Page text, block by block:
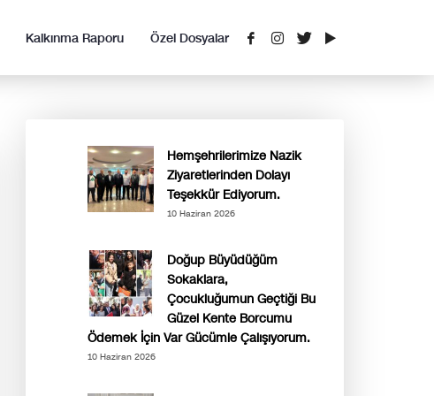
Kalkınma Raporu Özel Dosyalar
Hemşehrilerimize Nazik
Ziyaretlerinden Dolayı
Teşekkür Ediyorum.
10 Haziran 2026
Doğup Büyüdüğüm
Sokaklara,
Çocukluğumun Geçtiği Bu
Güzel Kente Borcumu
Ödemek İçin Var Gücümle Çalışıyorum.
10 Haziran 2026